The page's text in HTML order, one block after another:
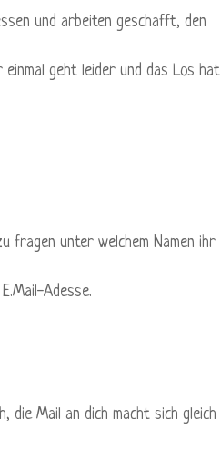
und arbeiten geschafft, den
geht leider und das Los hat
fragen unter welchem Namen ihr
Adesse.
die Mail an dich macht sich gleich